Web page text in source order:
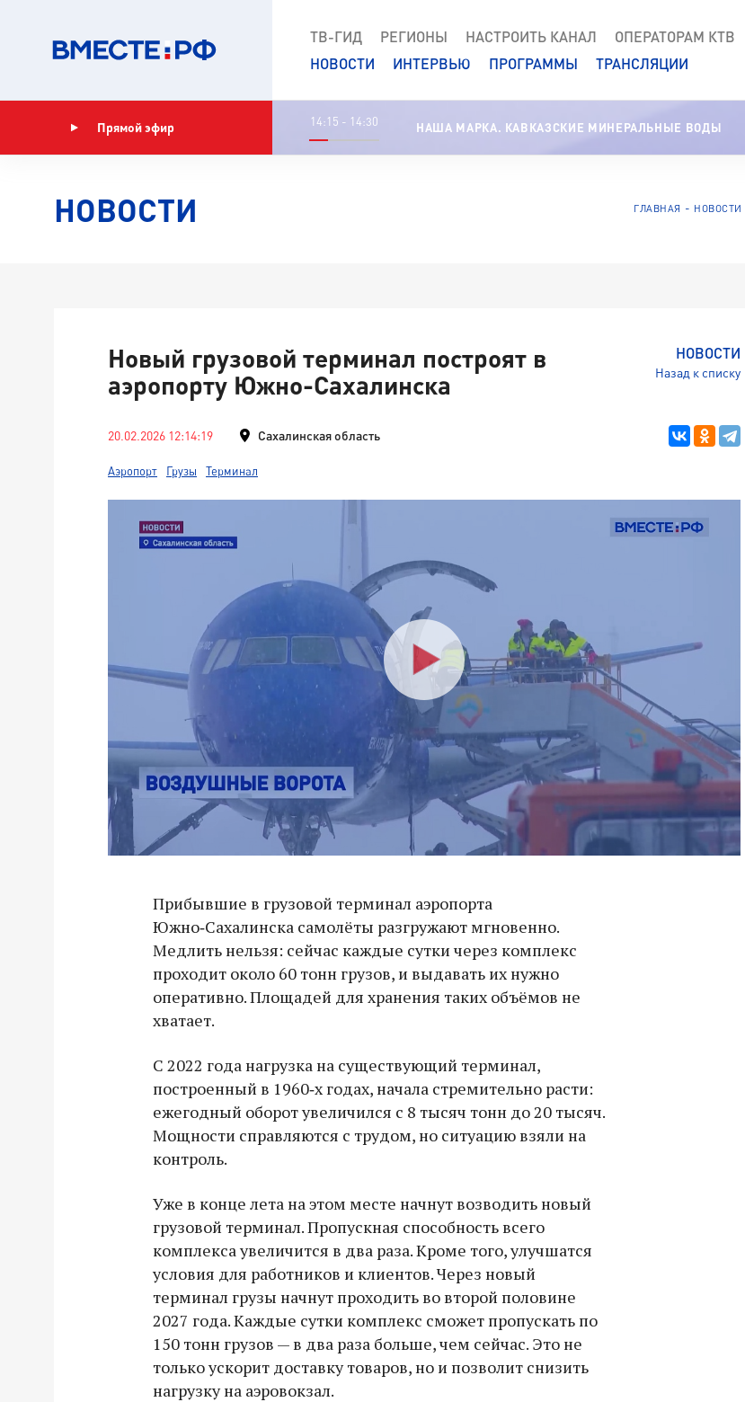
ТВ-ГИД РЕГИОНЫ НАСТРОИТЬ КАНАЛ ОПЕРАТОРАМ КТВ
НОВОСТИ
ИНТЕРВЬЮ ПРОГРАММЫ ТРАНСЛЯЦИИ
Прямой эфир 14:15 - 14:30 НАША МАРКА. КАВКАЗСКИЕ МИНЕРАЛЬНЫЕ ВОДЫ
НОВОСТИ ГЛАВНАЯ НОВОСТИ
НОВОСТИ
Назад к списку
Новый грузовой терминал построят в
аэропорту Южно-Сахалинска
20.02.2026 12:14:19 Сахалинская область
Аэропорт Грузы Терминал
Прибывшие в грузовой терминал аэропорта
Южно‑Сахалинска самолёты разгружают мгновенно.
Медлить нельзя: сейчас каждые сутки через комплекс
проходит около 60 тонн грузов, и выдавать их нужно
оперативно. Площадей для хранения таких объёмов не
хватает.
С 2022 года нагрузка на существующий терминал,
построенный в 1960‑х годах, начала стремительно расти:
ежегодный оборот увеличился с 8 тысяч тонн до 20 тысяч.
Мощности справляются с трудом, но ситуацию взяли на
контроль.
Уже в конце лета на этом месте начнут возводить новый
грузовой терминал. Пропускная способность всего
комплекса увеличится в два раза. Кроме того, улучшатся
условия для работников и клиентов. Через новый
терминал грузы начнут проходить во второй половине
2027 года. Каждые сутки комплекс сможет пропускать по
150 тонн грузов — в два раза больше, чем сейчас. Это не
только ускорит доставку товаров, но и позволит снизить
нагрузку на аэровокзал.
СВО дроны и технику связи
18:30 10 сентября 2025
Владимир Якушев сопровождает грузы
спецоперации.